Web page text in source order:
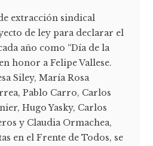
extracción sindical
de ley para declarar el
año como “Día de la
honor a Felipe Vallese.
Siley, María Rosa
Pablo Carro, Carlos
Hugo Yasky, Carlos
y Claudia Ormachea,
en el Frente de Todos, se